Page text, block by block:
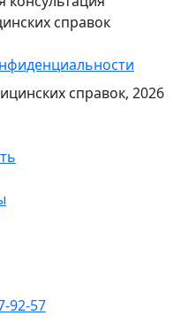
справок
справок, 2026
92-57